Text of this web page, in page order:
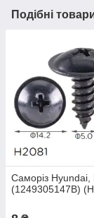
Подібні
Саморіз Hyundai,
(1249305147B)